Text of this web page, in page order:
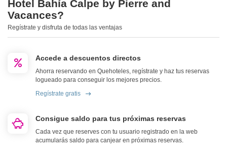
Hotel Bahía Calpe by Pierre and
Vacances?
Regístrate y disfruta de todas las ventajas
Accede a descuentos directos
Ahorra reservando en Quehoteles, regístrate y haz tus reservas
logueado para conseguir los mejores precios.
Regístrate gratis
Consigue saldo para tus próximas reservas
Cada vez que reserves con tu usuario registrado en la web
acumularás saldo para canjear en próximas reservas.